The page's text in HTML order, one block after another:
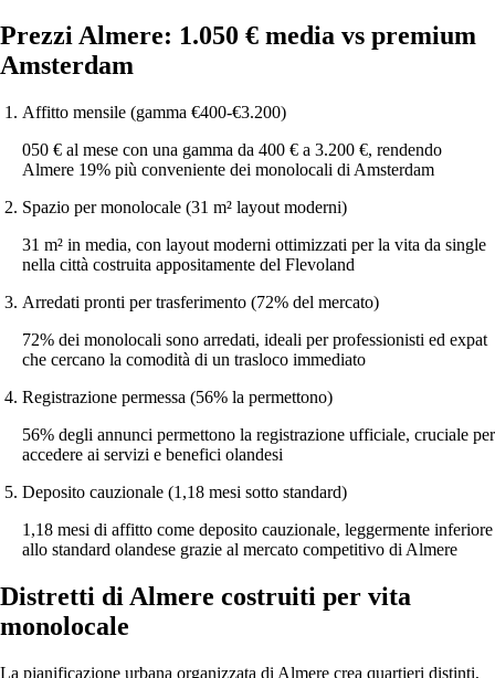
Prezzi Almere: 1.050 € media vs premium
Amsterdam
Affitto mensile (gamma €400-€3.200)
050 € al mese con una gamma da 400 € a 3.200 €, rendendo
Almere 19% più conveniente dei monolocali di Amsterdam
Spazio per monolocale (31 m² layout moderni)
31 m² in media, con layout moderni ottimizzati per la vita da single
nella città costruita appositamente del Flevoland
Arredati pronti per trasferimento (72% del mercato)
72% dei monolocali sono arredati, ideali per professionisti ed expat
che cercano la comodità di un trasloco immediato
Registrazione permessa (56% la permettono)
56% degli annunci permettono la registrazione ufficiale, cruciale per
accedere ai servizi e benefici olandesi
Deposito cauzionale (1,18 mesi sotto standard)
1,18 mesi di affitto come deposito cauzionale, leggermente inferiore
allo standard olandese grazie al mercato competitivo di Almere
Distretti di Almere costruiti per vita
monolocale
La pianificazione urbana organizzata di Almere crea quartieri distinti,